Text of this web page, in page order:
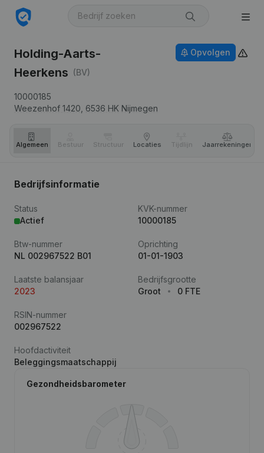
Holding-Aarts-
Heerkens (BV)
10000185
Weezenhof 1420, 6536 HK Nijmegen
Opvolgen
Algemeen Bestuur Structuur Locaties Tijdlijn Jaar­rekeningen
Bedrijfsinformatie
Status
Actief
KVK-nummer
10000185
Btw-nummer
NL 002967522 B01
Oprichting
01-01-1903
Laatste balansjaar
2023
Bedrijfsgrootte
Groot
0 FTE
RSIN-nummer
002967522
Hoofdactiviteit
Beleggingsmaatschappij
Gezondheidsbarometer